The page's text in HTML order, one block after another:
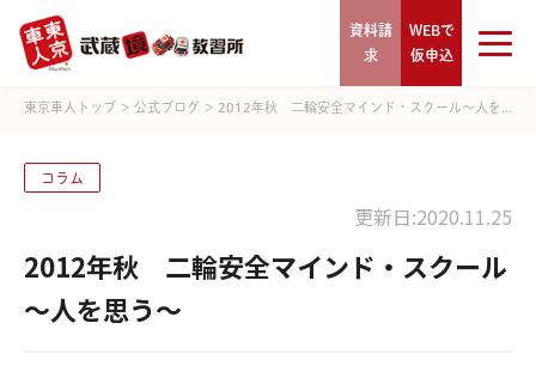
資料請
求
WEBで
仮申込
東京車人トップ > 公式ブログ > 2012年秋 二輪安全マインド・スクール～人を...
コラム
更新日:2020.11.25
2012年秋 二輪安全マインド・スクール
～人を思う～